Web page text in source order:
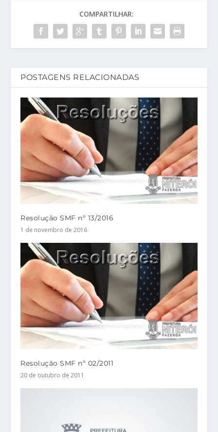
COMPARTILHAR:
POSTAGENS RELACIONADAS
Resolução SMF nº 13/2016
1 de novembro de 2016
Resolução SMF nº 02/2011
20 de outubro de 2011